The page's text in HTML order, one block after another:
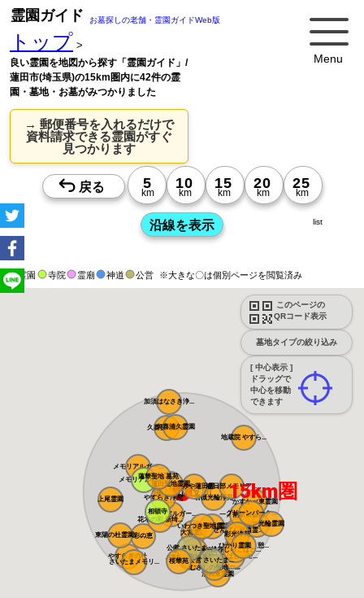
Menu
霊園ガイド お墓探しの老舗・霊園ガイドWeb版
トップ >
良い霊園を地図から探す「霊園ガイド」/
蓮田市(埼玉県)の15km圏内に42件の霊
園・墓地・お墓がみつかりました
→ 郵便番号を入れるだけで
資料請求できる霊園がすぐ
見つかります
霊園 寺院 霊廟 神道 公営 ※大きな〇は個別ページを閲覧済み
このページの
QRコード表示
墓地タイプの絞り込み
[ 中心表示 ]
ドラッグで
中心を移動
できます
list
彩の恵
やすらぎの杜
さいたまメモリ...
メモリアルパー...
大宮霊園
メモリアルパー...
染谷の里 大宮...
槻の城山霊園
岩槻光輪浄苑
しらこばとメモ...
上尾霊園
メモリアルガー...
花木の彩 新埼...
メモリアル越谷...
せんげん台西霊...
越谷しらこばと...
一ノ割駅前霊園
かすかべ東霊園
おおみや蓮田霊...
久喜聖地公苑
久喜清久霊園
メモリアルガー...
加須はなさき浄...
メモリアルパー...
浦和東霊園
春日部メモリア...
やすらぎ浄苑
さぎ山聖地墓苑
むさしの聖地 ...
いわつき聖地霊...
グリーンパーク...
光輪霊園
彩光浄苑
ひかり霊園 憩...
公営 さいたま...
公営 さいたま...
地蔵院 やすら...
相頓寺
蓮田聖地霊園
東陽の杜霊園 ...
蓮華聖地 墓苑
桜華苑
蓮田市役所 15km圏